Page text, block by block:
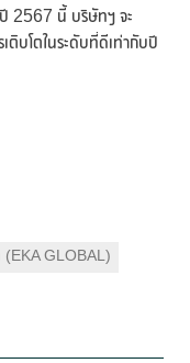
2567 นี้ บริษัทฯ จะ
ติบโตในระดับที่ดีเท่ากับปี
(EKA GLOBAL)